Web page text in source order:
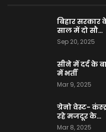
बिहार सरकार
साल में दो सौ…
Sep 20, 2025
सीने में दर्द के
में भर्ती
Mar 9, 2025
ग्रेनो वेस्ट-
रहे मजदूर के…
Mar 8, 2025